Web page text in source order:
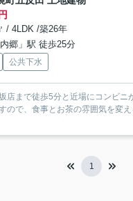
/ 4LDK /築26年
郷」駅 徒歩25分
公共下水
店まで徒歩5分と近場にコンビニ
ので、食事とお茶の雰囲気を変
1